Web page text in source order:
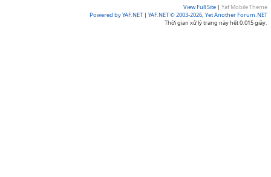
View Full Site | Yaf Mobile Theme
Powered by YAF.NET | YAF.NET © 2003-2026, Yet Another Forum.NET
Thời gian xử lý trang này hết 0.015 giây.